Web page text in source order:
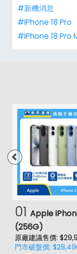
#新機消息
#iPhone 18 Pro
#iPhone 18 Pro
01 Apple
(256G)
原廠建議售價:
門市破盤價: